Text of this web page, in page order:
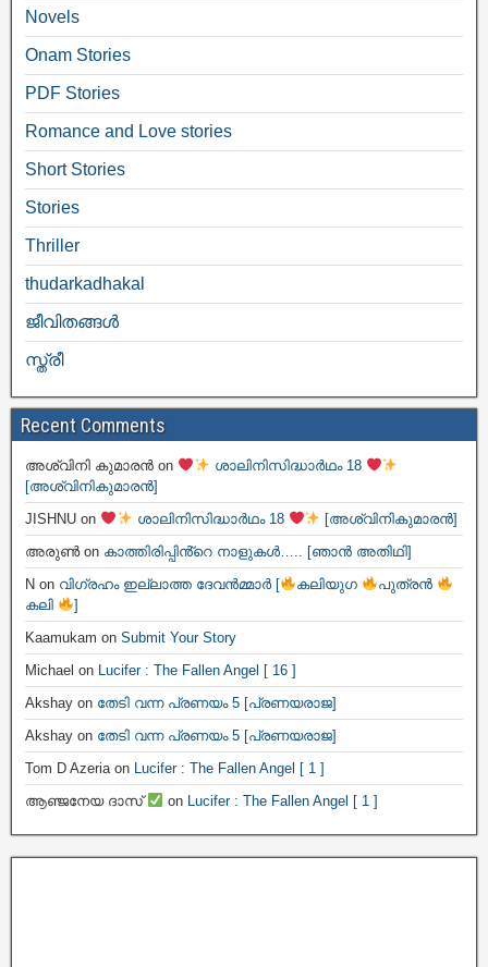
Novels
Onam Stories
PDF Stories
Romance and Love stories
Short Stories
Stories
Thriller
thudarkadhakal
ജീവിതങ്ങള്‍
സ്ത്രീ
Recent Comments
അശ്വിനി കുമാരൻ on
ശാലിനിസിദ്ധാർഥം 18
[അശ്വിനികുമാരൻ]
JISHNU on ശാലിനിസിദ്ധാർഥം 18
[അശ്വിനികുമാരൻ]
അരുൺon കാത്തിരിപ്പിൻ്റെ നാളുകൾ….. [ഞാൻ അതിഥി]
N on വിഗ്രഹം ഇല്ലാത്ത ദേവൻമ്മാർ [ കലിയുഗ
പുത്രൻ
കലി
]
Kaamukam on Submit Your Story
Michael on Lucifer : The Fallen Angel [ 16 ]
Akshay on തേടി വന്ന പ്രണയം 5 [പ്രണയരാജ]
Akshay on തേടി വന്ന പ്രണയം 5 [പ്രണയരാജ]
Tom D Azeriaon Lucifer : The Fallen Angel [ 1 ]
ആഞ്ജനേയ ദാസ്
on Lucifer : The Fallen Angel [ 1 ]